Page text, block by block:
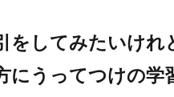
をしてみたいけれ
にうってつけの学